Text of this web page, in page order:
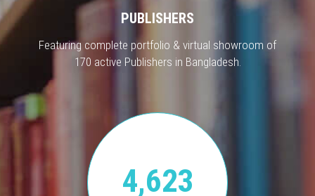
PUBLISHERS
Featuring complete portfolio & virtual showroom of
170 active Publishers in Bangladesh.
4,623